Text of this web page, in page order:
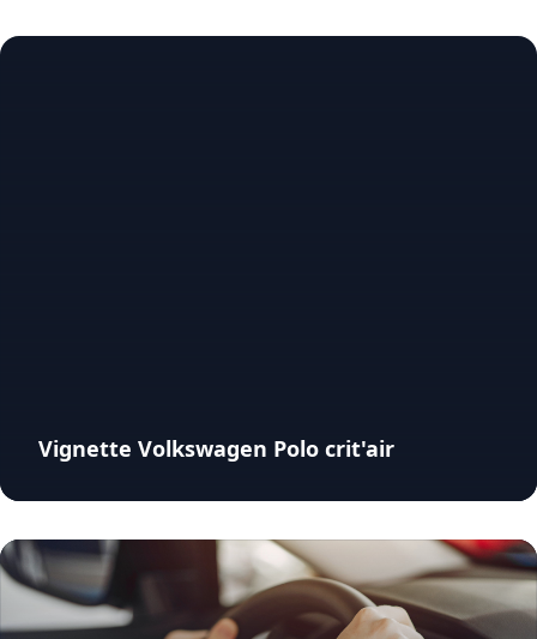
Vignette Volkswagen Polo crit'air